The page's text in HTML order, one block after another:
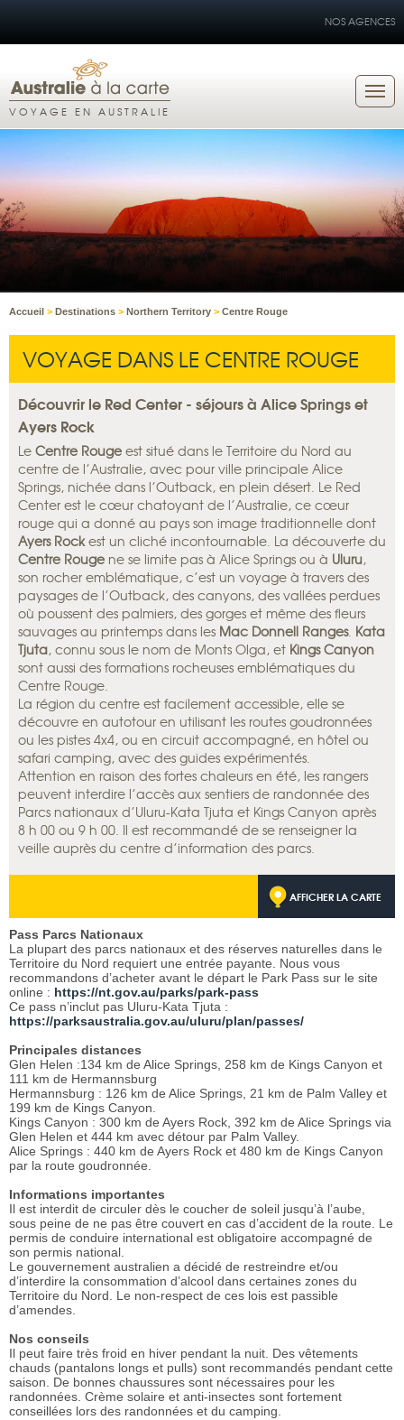
NOS AGENCES
VOYAGE EN AUSTRALIE
Accueil > Destinations > Northern Territory > Centre Rouge
VOYAGE DANS LE CENTRE ROUGE
Découvrir le Red Center - séjours à Alice Springs et
Ayers Rock
Le Centre Rouge est situé dans le Territoire du Nord au
centre de l’Australie, avec pour ville principale Alice
Springs, nichée dans l’Outback, en plein désert. Le Red
Center est le cœur chatoyant de l’Australie, ce cœur
rouge qui a donné au pays son image traditionnelle dont
Ayers Rockest un cliché incontournable. La découverte du
Centre Rouge ne se limite pas à Alice Springs ou à Uluru,
son rocher emblématique, c’est un voyage à travers des
paysages de l’Outback, des canyons, des vallées perdues
où poussent des palmiers, des gorges et même des fleurs
sauvages au printemps dans les Mac Donnell Ranges. Kata
Tjuta, connu sous le nom de Monts Olga, et Kings Canyon
sont aussi des formations rocheuses emblématiques du
Centre Rouge.
La région du centre est facilement accessible, elle se
découvre en autotour en utilisant les routes goudronnées
ou les pistes 4x4, ou en circuit accompagné, en hôtel ou
safari camping, avec des guides expérimentés.
Attention en raison des fortes chaleurs en été, les rangers
peuvent interdire l’accès aux sentiers de randonnée des
Parcs nationaux d’Uluru-Kata Tjuta et Kings Canyon après
8 h 00 ou 9 h 00. Il est recommandé de se renseigner la
veille auprès du centre d’information des parcs.
AFFICHER LA CARTE
Pass Parcs Nationaux
La plupart des parcs nationaux et des réserves naturelles dans le
Territoire du Nord requiert une entrée payante. Nous vous
recommandons d’acheter avant le départ le Park Pass sur le site
online : https://nt.gov.au/parks/park-pass
Ce pass n’inclut pas Uluru-Kata Tjuta :
https://parksaustralia.gov.au/uluru/plan/passes/
Principales distances
Glen Helen :134 km de Alice Springs, 258 km de Kings Canyon et
111 km de Hermannsburg
Hermannsburg : 126 km de Alice Springs, 21 km de Palm Valley et
199 km de Kings Canyon.
Kings Canyon : 300 km de Ayers Rock, 392 km de Alice Springs via
Glen Helen et 444 km avec détour par Palm Valley.
Alice Springs : 440 km de Ayers Rock et 480 km de Kings Canyon
par la route goudronnée.
Informations importantes
Il est interdit de circuler dès le coucher de soleil jusqu’à l’aube,
sous peine de ne pas être couvert en cas d’accident de la route. Le
permis de conduire international est obligatoire accompagné de
son permis national.
Le gouvernement australien a décidé de restreindre et/ou
d’interdire la consommation d’alcool dans certaines zones du
Territoire du Nord. Le non-respect de ces lois est passible
d’amendes.
Nos conseils
Il peut faire très froid en hiver pendant la nuit. Des vêtements
chauds (pantalons longs et pulls) sont recommandés pendant cette
saison. De bonnes chaussures sont nécessaires pour les
randonnées. Crème solaire et anti-insectes sont fortement
conseillées lors des randonnées et du camping.